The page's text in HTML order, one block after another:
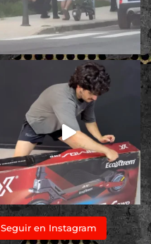
Seguir en Instagram